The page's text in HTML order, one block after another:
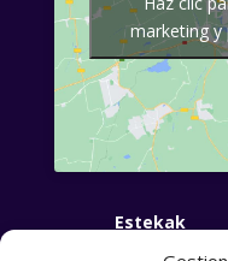
marketing
Estekak